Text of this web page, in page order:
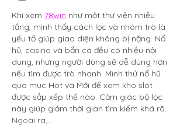
Khi xem 78win như một thư viện nhiều
tầng, mình thấy cách lọc và nhóm trò là
yếu tố giúp giao diện không bị nặng. Nổ
hũ, casino và bắn cá đều có nhiều nội
dung, nhưng người dùng sẽ dễ dùng hơn
nếu tìm được trò nhanh. Mình thử nổ hũ
qua mục Hot và Mới để xem kho slot
được sắp xếp thế nào. Cảm giác bộ lọc
này giúp giảm thời gian tìm kiếm khá rõ.
Ngoài ra,…